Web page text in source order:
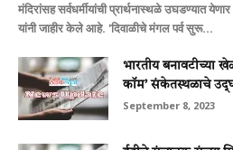
मंदिरांसह सर्वधर्मीयांची प्रार्थनास्थळे उघडण्यात
यांनी जाहीर केले आहे. 'दिवाळीचे मंगल पर्व सुरू...
भारतीय बनावटीच्‍या
कॉम’ संकेतस्‍थळाचे
September 8, 2023